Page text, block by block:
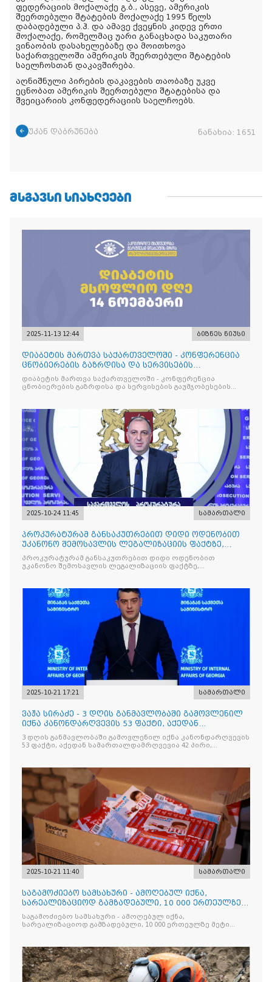
ფედერაციის მოქალაქე გ.ბ., ასევე, ამერიკის
შეერთებული შტატების მოქალაქე 1995 წელს
დაბადებული პ.ჰ. და ამავე ქვეყნის კიდევ ერთი
მოქალაქე, რომელმაც უარი განაცხადა საკუთარი
ვინაობის დასახელებაზე და მოითხოვა
საქართველოში ამერიკის შეერთებული შტატების
საელჩოსთან დაკავშირება.
აღნიშნული პირების დაკავების თაობაზე უკვე
ეცნობათ ამერიკის შეერთებული შტატებისა და
შვეიცარიის კონფედერაციის საელჩოებს.
უკან დაბრუნება ნანახია: 1651
ᲛᲡᲒᲐᲕᲡᲘ ᲡᲘᲐᲮᲚᲔᲔᲑᲘ
2025-11-13 12:44 ბიზნეს ნიუსი
დიაბეტის მართვა საქართველოში - კონფერენცია
ცნობიერების გაზრდისა და სერვისების
გაუმჯობესების მიზნით
დიაბეტის მართვა საქართველოში - კონფერენცია
ცნობიერების გაზრდისა და სერვისების გაუმჯობესების
2025-10-24 11:45 სამართალი
პროკურატურამ განსაკუთრებით დიდი ოდენობით
უკანონო შემოსავლის ლეგალიზაციის ფაქტზე,
საქართველოს ყოფილ პ
პროკურატურამ განსაკუთრებით დიდი ოდენობით
უკანონო შემოსავლის ლეგალიზაციის ფაქტზე,
2025-10-21 17:21 სამართალი
ვაჟა სირაძე - 3 დღის განმავლობაში გამოვლენილ
იქნა კანონდარღვევის 53 ფაქტი, აქედან
სამართალდამრღვევია
3 დღის განმავლობაში გამოვლენილ იქნა კანონდარღვევის
53 ფაქტი, აქედან სამართალდამრღვევია 42 პირი,
2025-10-21 11:40 სამართალი
საგამოძიებო სამსახური - ამოღებულ იქნა,
სარეალიზაციოდ გამზადებული, 10 000 ერთეულზე
მეტი „Jacobs Monar
საგამოძიებო სამსახური - ამოღებულ იქნა,
სარეალიზაციოდ გამზადებული, 10 000 ერთეულზე მეტი
„Raffaello”-ს სასაქონლო ნიშნით უკანონო ნიშანდებული
ტკბილეული